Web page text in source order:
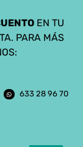
EN TU
PARA MÁS
633 28 96 70